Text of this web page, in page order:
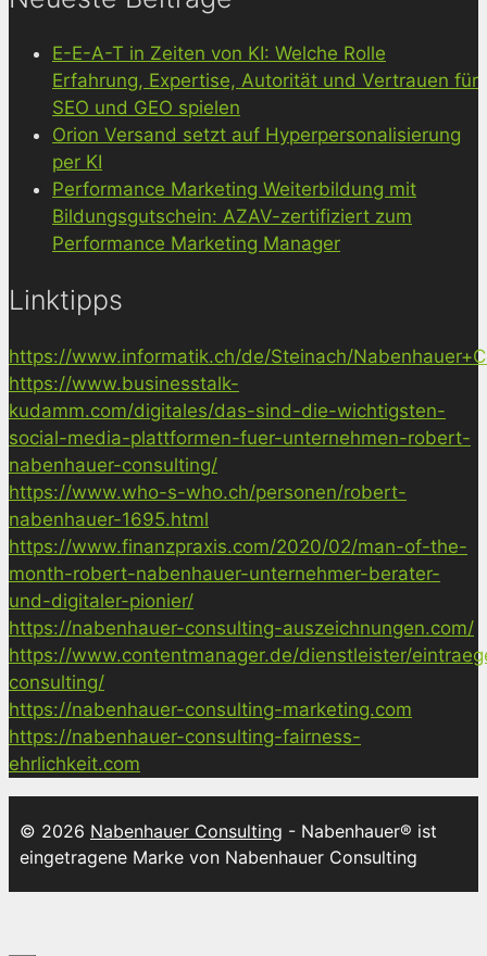
E-E-A-T in Zeiten von KI: Welche Rolle
Erfahrung, Expertise, Autorität und Vertrauen für
SEO und GEO spielen
Orion Versand setzt auf Hyperpersonalisierung
per KI
Performance Marketing Weiterbildung mit
Bildungsgutschein: AZAV-zertifiziert zum
Performance Marketing Manager
Linktipps
https://www.informatik.ch/de/Steinach/
https://www.businesstalk-
kudamm.com/digitales/das-sind-die-wichtigsten-
social-media-plattformen-fuer-unternehmen-robert-
nabenhauer-consulting/
https://www.who-s-who.ch/personen/robert-
nabenhauer-1695.html
https://www.finanzpraxis.com/2020/02/man-of-the-
month-robert-nabenhauer-unternehmer-berater-
und-digitaler-pionier/
https://nabenhauer-consulting-auszeichnungen.com/
https://www.contentmanager.de/dienstleister/
consulting/
https://nabenhauer-consulting-marketing.com
https://nabenhauer-consulting-fairness-
ehrlichkeit.com
© 2026 Nabenhauer Consulting - Nabenhauer® ist
eingetragene Marke von Nabenhauer Consulting